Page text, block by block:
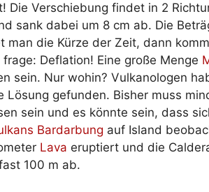
Die Verschiebung findet in 2
sank dabei um 8 cm ab. Die
die Kürze der Zeit, dann
Deflation! Eine große Menge
sein. Nur wohin? Vulkanologen
gefunden. Bisher muss
sein und es könnte sein, dass
Bardarbung auf Island
Lava eruptiert und die
100 m ab.